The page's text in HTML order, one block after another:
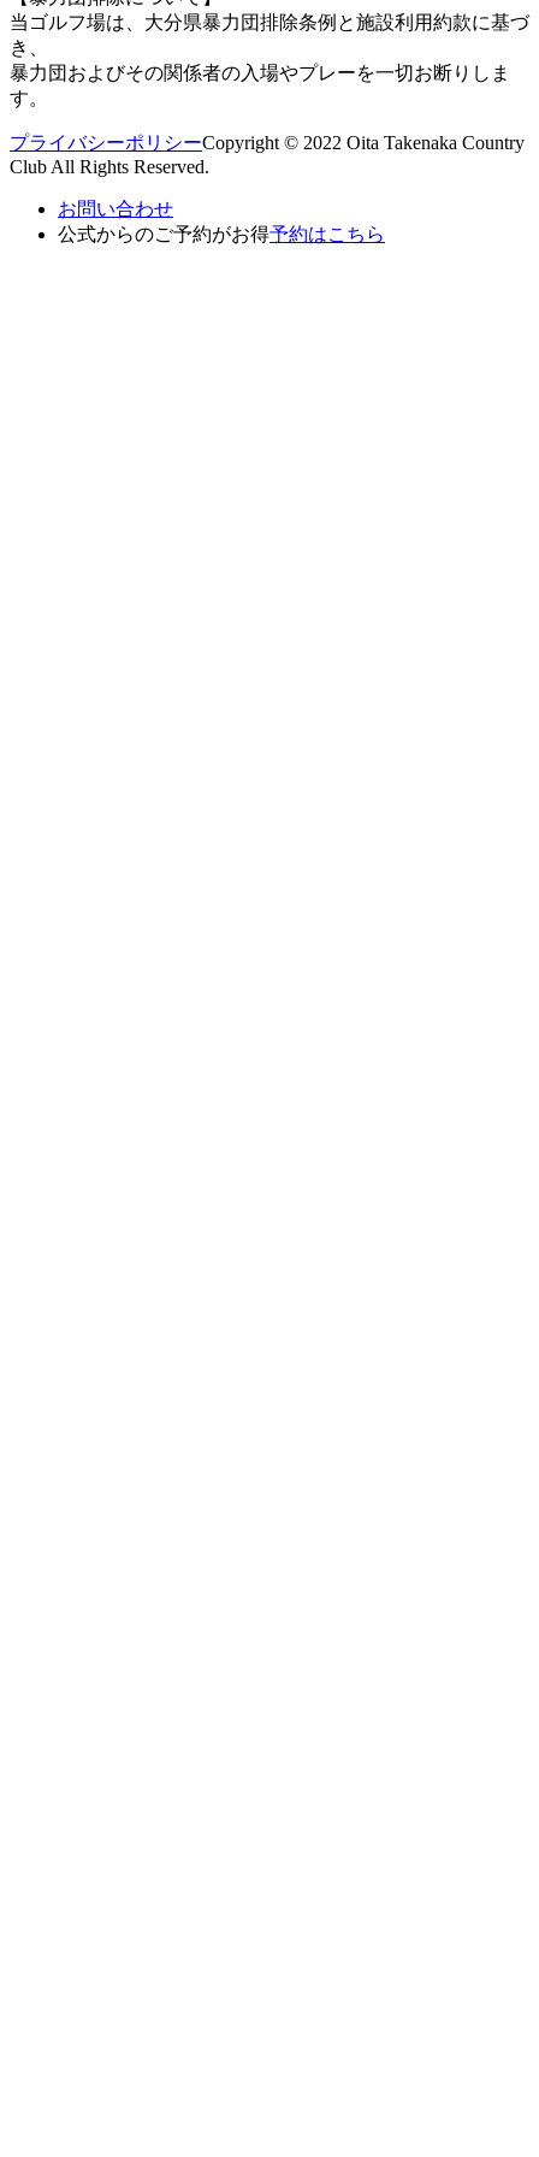
当ゴルフ場は、大分県暴力団排除条例と施設利用約款に基づ
き、
暴力団およびその関係者の入場やプレーを一切お断りしま
す。
プライバシーポリシーCopyright © 2022 Oita Takenaka Country
Club All Rights Reserved.
お問い合わせ
公式からのご予約がお得予約はこちら